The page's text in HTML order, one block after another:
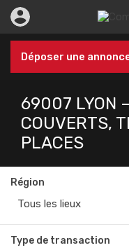
Déposer une
69007 LYON
COUVERTS,
PLACES
Région
Tous les lieux
Type de transaction